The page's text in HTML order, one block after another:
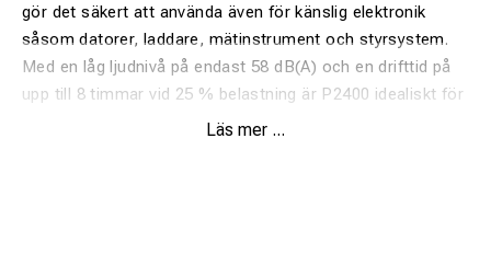
gör det säkert att använda även för känslig elektronik
såsom datorer, laddare, mätinstrument och styrsystem.
Med en låg ljudnivå på endast 58 dB(A) och en drifttid på
upp till 8 timmar vid 25 % belastning är P2400 idealiskt för
arbeten där låg ljudnivå och hög effektivitet är viktigt.
Läs mer ...